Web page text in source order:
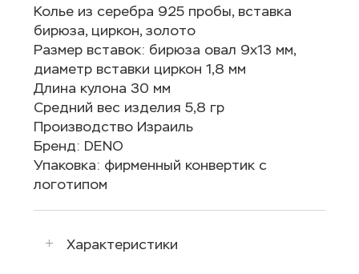
Колье из серебра 925 пробы, вставка
бирюза, циркон, золото
Размер вставок: бирюза овал 9x13 мм,
диаметр вставки циркон 1,8 мм
Длина кулона 30 мм
Средний вес изделия 5,8 гр
Производство Израиль
Бренд: DENO
Упаковка: фирменный конвертик с
логотипом
Характеристики